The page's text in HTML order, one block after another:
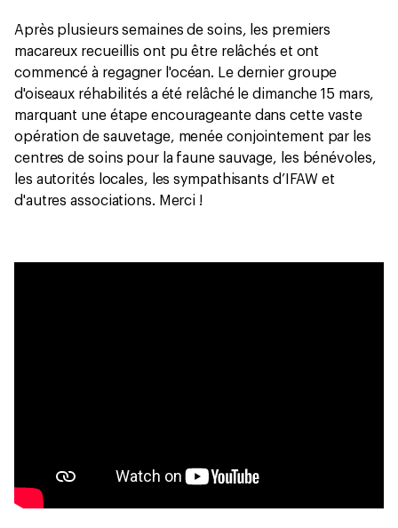
Après plusieurs semaines de soins, les premiers
macareux recueillis ont pu être relâchés et ont
commencé à regagner l'océan. Le dernier groupe
d'oiseaux réhabilités a été relâché le dimanche 15 mars,
marquant une étape encourageante dans cette vaste
opération de sauvetage, menée conjointement par les
centres de soins pour la faune sauvage, les bénévoles,
les autorités locales, les sympathisants d’IFAW et
d'autres associations. Merci !